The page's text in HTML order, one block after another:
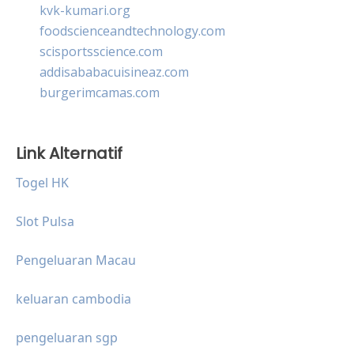
kvk-kumari.org
foodscienceandtechnology.com
scisportsscience.com
addisababacuisineaz.com
burgerimcamas.com
Link Alternatif
Togel HK
Slot Pulsa
Pengeluaran Macau
keluaran cambodia
pengeluaran sgp